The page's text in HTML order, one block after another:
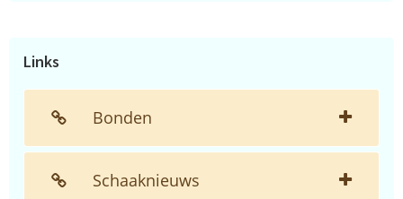
Links
Bonden
Schaaknieuws